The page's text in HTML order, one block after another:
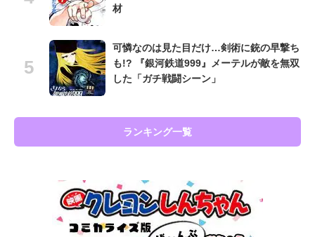
材
可憐なのは見た目だけ…剣術に銃の早撃ち
も!? 『銀河鉄道999』メーテルが敵を無双
した「ガチ戦闘シーン」
ランキング一覧